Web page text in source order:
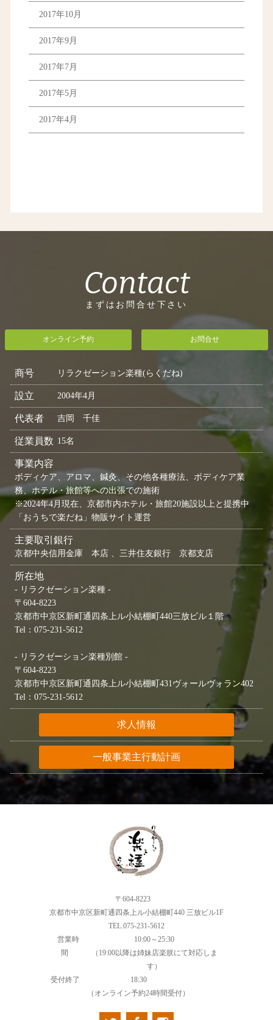
2017年10月
2017年9月
2017年7月
2017年5月
2017年4月
Contact
まずはお問合せ下さい
オンライン予約 お問合せ
商号 リラクゼーション楽種(らくだね)
設立 2004年4月
代表者 吉岡 千佳
従業員数 15名
事業内容
ボディケア、アロマ、鍼灸、その他各種療法、ボディケア業
務、ホテル・旅館等への出張での施術
※2024年4月現在、京都市内ホテル・旅館20施設以上と提携中
「おうちで楽だね」物販サイト運営
主要取引銀行
京都中央信用金庫 本店 、三井住友銀行 京都支店
所在地
- リラクゼーション楽種 -
〒604-8223
京都市中京区新町通四条上ル小結棚町440三放ビル１階
Tel：075-231-5612
- リラクゼーション楽種別館 -
〒604-8223
京都市中京区新町通四条上ル小結棚町431ヴォールヴォラン402
Tel：075-231-5612
求人情報
一般事業主行動計画
〒604-8223
京都市中京区新町通四条上ル小結棚町440 三放ビル1F
TEL.075-231-5612
営業時
間
10:00～25:30
（19:00以降は姉妹店楽朕にて対応しま
す）
受付終了
18:30
（オンライン予約24時間受付）